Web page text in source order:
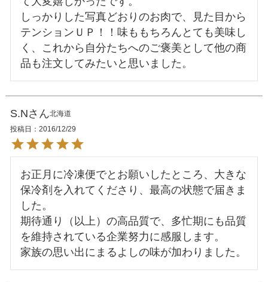
しっかりした写真どおりのお肉で、見た目から
テンションＵＰ！！味ももちろんとても美味し
く、これから自分たちへのご褒美として他の商
S.N
北海道
投稿日
2016/12/29
お正月に冷凍便でとお願いしたところ、大きな
保冷剤を入れてくださり、最高の状態で届きま
した。
期待通り（以上）の高品質で、多忙期にも品質
を維持されている企業努力に感服します。